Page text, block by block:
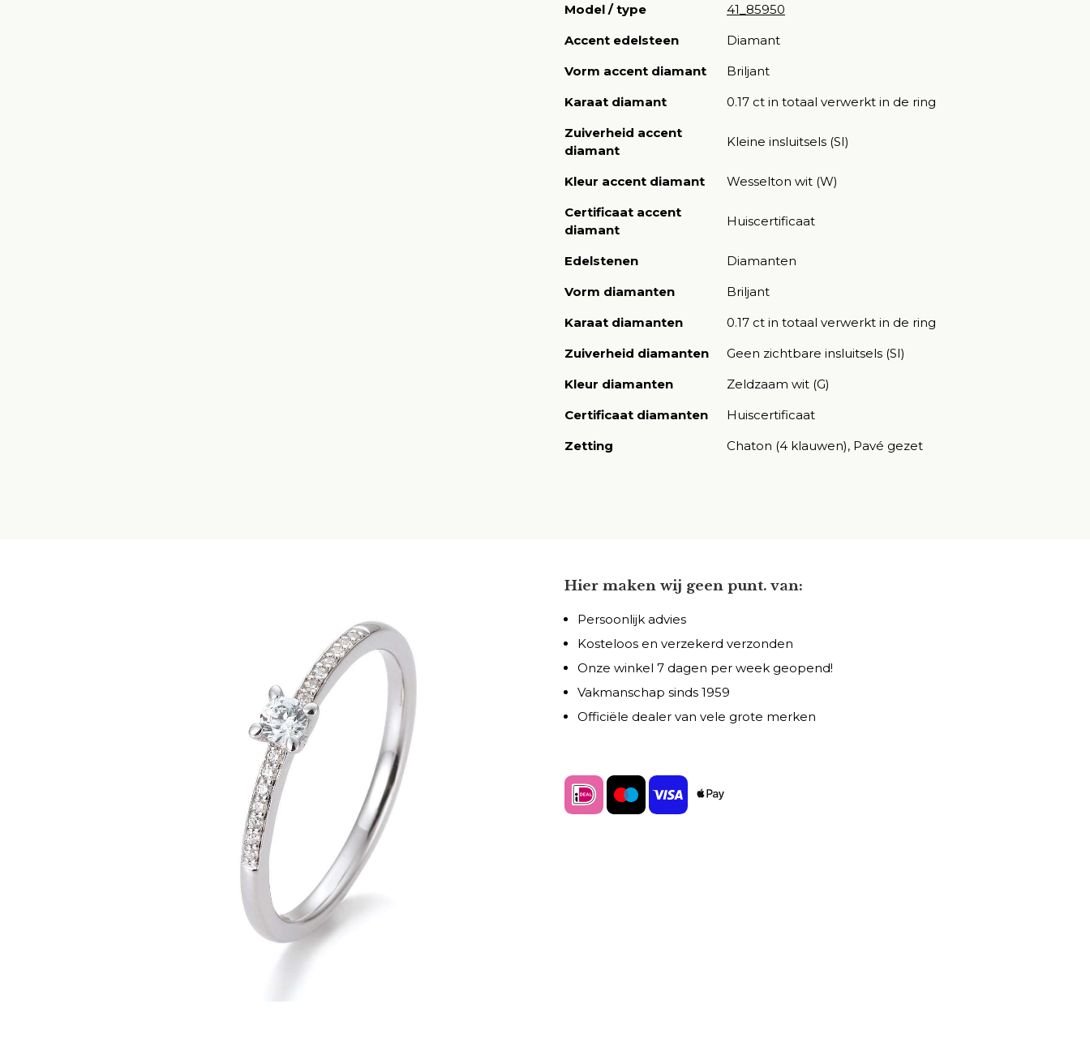
Model / type
41_85950
Accent edelsteen
Diamant
Vorm accent diamant
Briljant
Karaat diamant
0.17 ct in totaal verwerkt in de ring
Zuiverheid accent
diamant
Kleine insluitsels (SI)
Kleur accent diamant
Wesselton wit (W)
Certificaat accent
diamant
Huiscertificaat
Edelstenen
Diamanten
Vorm diamanten
Briljant
Karaat diamanten
0.17 ct in totaal verwerkt in de ring
Zuiverheid diamanten
Geen zichtbare insluitsels (SI)
Kleur diamanten
Zeldzaam wit (G)
Certificaat diamanten
Huiscertificaat
Zetting
Chaton (4 klauwen), Pavé gezet
Hier maken wij geen punt. van:
Persoonlijk advies
Kosteloos en verzekerd verzonden
Onze winkel 7 dagen per week geopend!
Vakmanschap sinds 1959
Officiële dealer van vele grote merken